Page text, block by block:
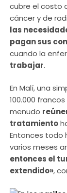
cubre el costo
cáncer y de
las
pagan sus
cuando la
trabajar.
En Malí, una
100.000
menudo
tratamiento
Entonces todo
varios meses
entonces el
extendido»,